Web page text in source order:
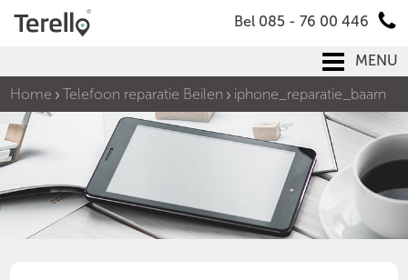
Bel 085 - 76 00 446
MENU
Home
Telefoon reparatie Beilen iphone_reparatie_baarn